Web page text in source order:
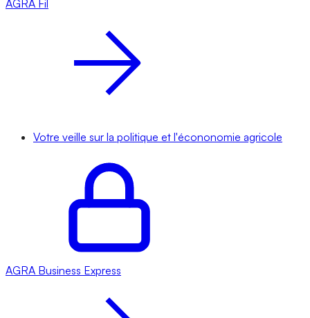
AGRA Fil
Votre veille sur la politique et l'écononomie agricole
AGRA Business Express